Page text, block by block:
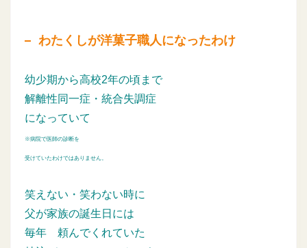
わたくしが洋菓子職人になったわけ
幼少期から高校2年の頃まで
解離性同一症・統合失調症
になっていて
※病院で医師の診断を
受けていたわけではありません。
笑えない・笑わない時に
父が家族の誕生日には
毎年 頼んでくれていた